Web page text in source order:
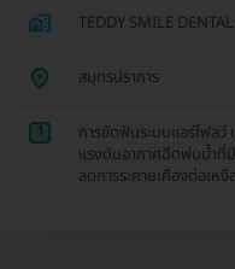
TEDDY SMILE DENTAL
สมุทรปราการ
1
การขัดฟันระบบแอร์โฟล
แรงดันอากาศฉีดพ่นน้ำที่
ลดการระคายเคืองต่อเห